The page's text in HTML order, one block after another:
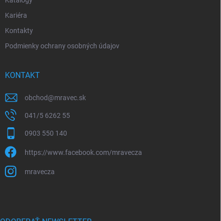
Kariéra
Kontakty
Podmienky ochrany osobných údajov
KONTAKT
obchod@mravec.sk
041/5 6262 55
0903 550 140
https://www.facebook.com/mravecza
mravecza